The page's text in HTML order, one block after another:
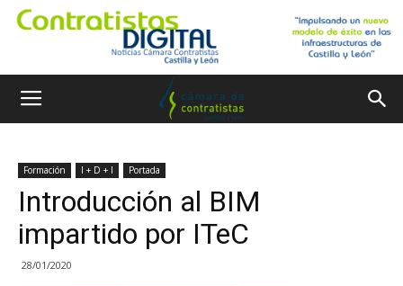
Formación I + D + I Portada
Introducción al BIM
impartido por ITeC
28/01/2020